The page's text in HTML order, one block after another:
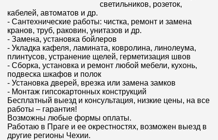
светильников, розеток,
кабелей, автоматов и др.
- Сантехнические работы: чистка, ремонт и замена
кранов, труб, раковин, унитазов и др.
- Замена, установка бойлеров
- Укладка кафеля, ламината, ковролина, линолеума,
плинтусов, устранение щелей, герметизация швов
- Сборка, установка и ремонт любой мебели, кухонь,
подвеска шкафов и полок
- Установка дверей, врезка или замена замков
- Монтаж гипсокартонных конструкций
Бесплатный выезд и консультация, низкие цены, на все
работы – гарантия!
Возможны любые формы оплаты.
Работаю в Праге и ее окрестностях, возможен выезд в
другие регионы Чехии.